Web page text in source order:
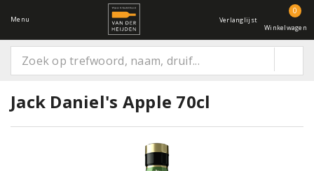
Menu Verlanglijst
0
Winkelwagen
Jack Daniel's Apple 70cl